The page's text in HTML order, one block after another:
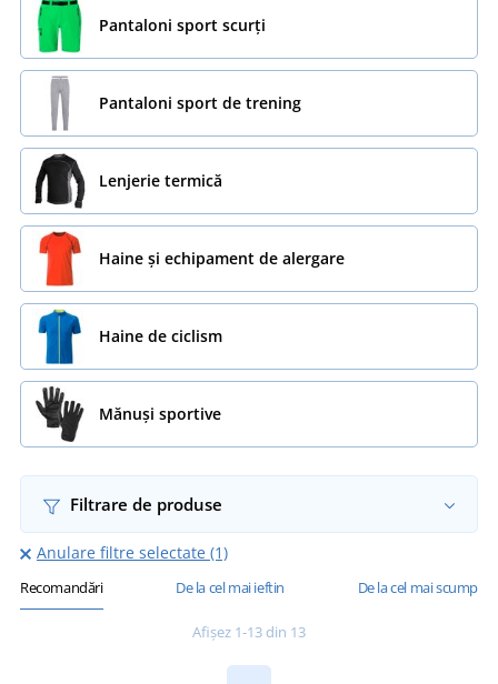
Pantaloni sport scurți
Pantaloni sport de trening
Lenjerie termică
Haine și echipament de alergare
Haine de ciclism
Mănuși sportive
Filtrare de produse
Anulare filtre selectate (1)
Recomandări De la cel mai ieftin De la cel mai scump
Afișez 1-13 din 13